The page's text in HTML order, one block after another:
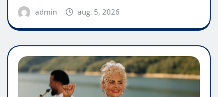
admin aug. 5, 2026